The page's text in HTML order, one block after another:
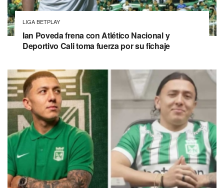
LIGA BETPLAY
Ian Poveda frena con Atlético Nacional y
Deportivo Cali toma fuerza por su fichaje